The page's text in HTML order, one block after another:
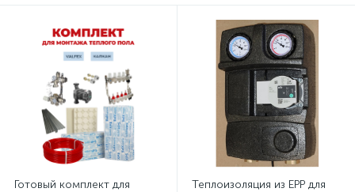
Готовый комплект для
Теплоизоляция из EPP для
Укрывные материалы
УШМ (болгарки)
Фены